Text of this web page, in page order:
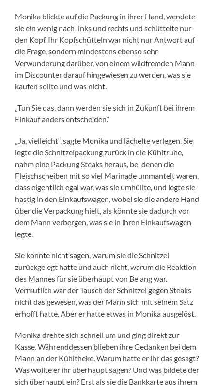
Monika blickte auf die Packung in ihrer Hand, wendete
sie ein wenig nach links und rechts und schüttelte nur
den Kopf. Ihr Kopfschütteln war nicht nur Antwort auf
die Frage, sondern mindestens ebenso sehr
Verwunderung darüber, von einem wildfremden Mann
im Discounter darauf hingewiesen zu werden, was sie
kaufen sollte und was nicht.
„Tun Sie das, dann werden sie sich in Zukunft bei ihrem
Einkauf anders entscheiden.“
„Ja, vielleicht“, sagte Monika und lächelte verlegen. Sie
legte die Schnitzelpackung zurück in die Kühltruhe,
nahm eine Packung Steaks heraus, bei denen die
Fleischscheiben mit so viel Marinade ummantelt waren,
dass eigentlich egal war, was sie umhüllte, und legte sie
hastig in den Einkaufswagen, wobei sie die andere Hand
über die Verpackung hielt, als könnte sie dadurch vor
dem Mann verbergen, was sie in ihren Einkaufswagen
legte.
Sie konnte nicht sagen, warum sie die Schnitzel
zurückgelegt hatte und auch nicht, warum die Reaktion
des Mannes für sie überhaupt von Belang war.
Vermutlich war der Tausch der Schnitzel gegen Steaks
nicht das gewesen, was der Mann sich mit seinem Satz
erhofft hatte. Aber er hatte etwas in Monika ausgelöst.
Monika drehte sich schnell um und ging direkt zur
Kasse. Währenddessen blieben ihre Gedanken bei dem
Mann an der Kühltheke. Warum hatte er ihr das gesagt?
Was wollte er ihr überhaupt sagen? Und was bildete der
sich überhaupt ein? Erst als sie die Bankkarte aus ihrem